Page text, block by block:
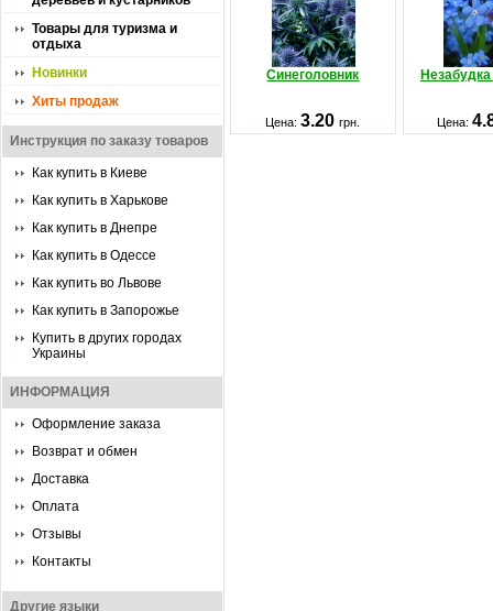
Товары для туризма и
отдыха
Новинки
Хиты продаж
Инструкция по заказу товаров
Как купить в Киеве
Как купить в Харькове
Как купить в Днепре
Как купить в Одессе
Как купить во Львове
Как купить в Запорожье
Купить в других городах
Украины
ИНФОРМАЦИЯ
Оформление заказа
Возврат и обмен
Доставка
Оплата
Отзывы
Контакты
Другие языки
Синеголовник
Цена:3.20грн. Цена: